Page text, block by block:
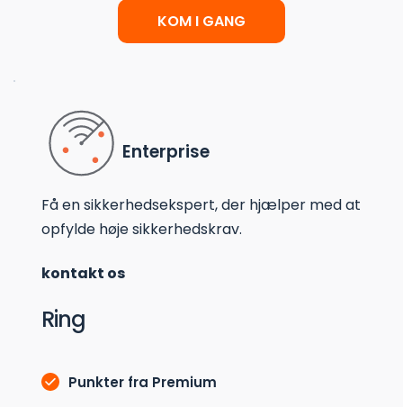
KOM I GANG
Enterprise
Få en sikkerhedsekspert, der hjælper med at
opfylde høje sikkerhedskrav.
kontakt os
Ring
Punkter fra Premium